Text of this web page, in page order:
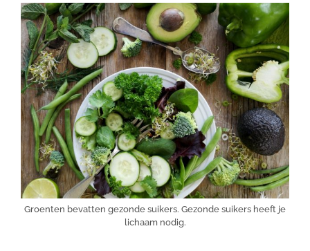
Groenten bevatten gezonde suikers. Gezonde suikers heeft je
lichaam nodig.